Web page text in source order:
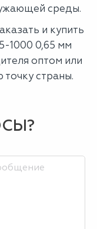
среды.
и купить
1000 0,65 мм
оптом или
страны.